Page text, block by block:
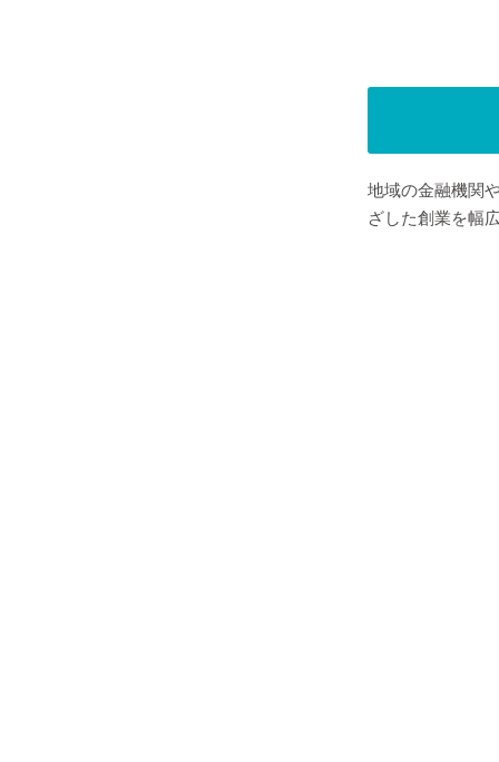
地域の金融機関
ざした創業を幅